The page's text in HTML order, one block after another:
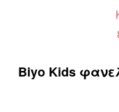
Biyo Kids